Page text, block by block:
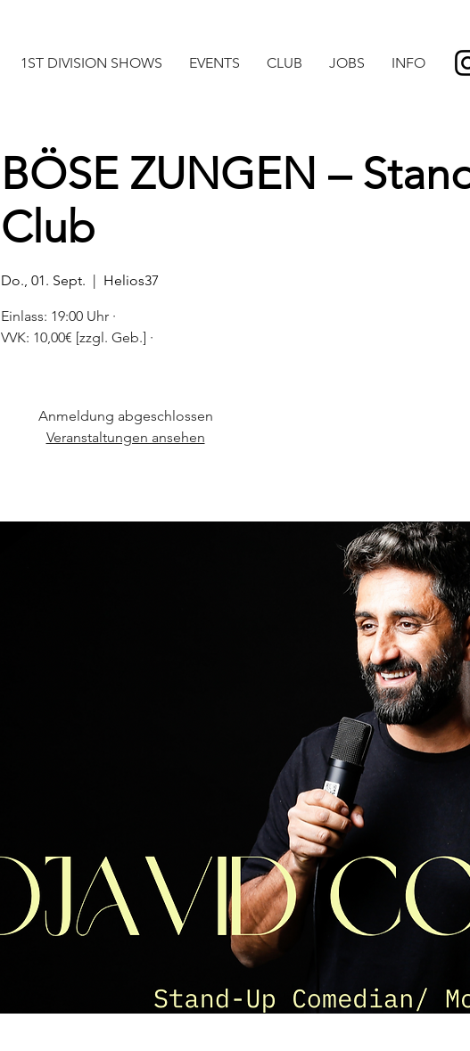
1ST DIVISION SHOWS EVENTS CLUB JOBS INFO
BÖSE ZUNGEN –
Club
Do., 01. Sept.
  |
Helios37
Einlass: 19:00 Uhr ·
VVK: 10,00€ [zzgl. Geb.] ·
Anmeldung abgeschlossen
Veranstaltungen ansehen